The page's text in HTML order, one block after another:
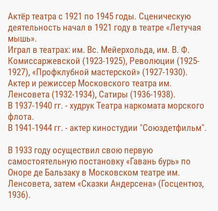
Актёр театра с 1921 по 1945 годы. Сценическую
деятельность начал в 1921 году в театре «Летучая
мышь».
Играл в театрах: им. Вс. Мейерхольда, им. В. Ф.
Комиссаржевской (1923-1925), Революции (1925-
1927), «Профклубной мастерской» (1927-1930).
Актер и режиссер Московского театра им.
Ленсовета (1932-1934), Сатиры (1936-1938).
В 1937-1940 гг. - худрук Театра наркомата морского
флота.
В 1941-1944 гг. - актер киностудии "Союздетфильм".
В 1933 году осуществил свою первую
самостоятельную постановку «Гавань бурь» по
Оноре де Бальзаку в Московском театре им.
Ленсовета, затем «Сказки Андерсена» (Госцентюз,
1936).